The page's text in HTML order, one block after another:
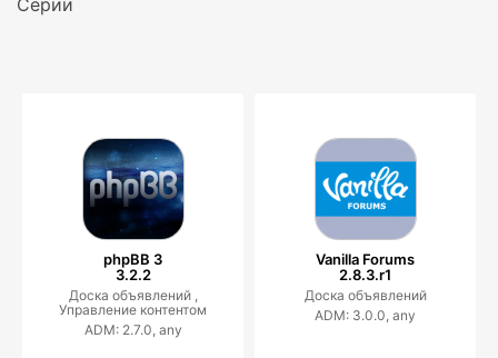
phpBB 3
3.2.2
Доска объявлений ,
Управление контентом
ADM: 2.7.0, any
Vanilla Forums
2.8.3.r1
Доска объявлений
ADM: 3.0.0, any